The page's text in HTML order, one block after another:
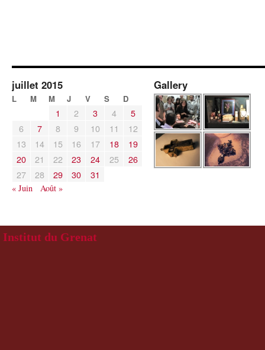
juillet 2015
L M M J V S D
1 2 3 4
5
6
7 8 9 10 11
12
13
14 15 16 17 18
19
20
21 22 23 24 25
26
27
28 29 30 31
« Juin Août »
Gallery
Institut du Grenat